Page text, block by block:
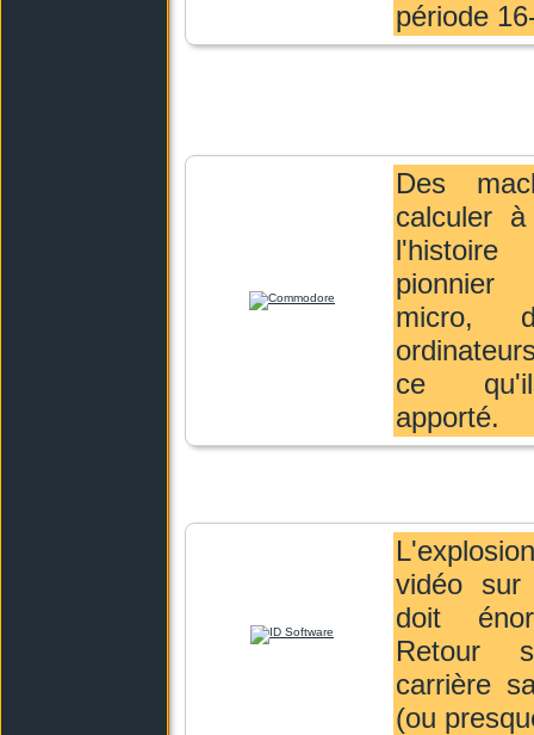
période
Des
calculer
micro,
ce
apporté.
vidéo
doit
Retour
carrière
(ou